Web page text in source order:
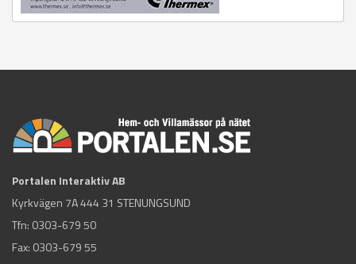
Portalen Interaktiv AB
Kyrkvägen 7A 444 31 STENUNGSUND
Tfn: 0303-679 50
Fax: 0303-679 55